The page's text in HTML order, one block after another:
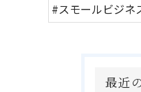
#スモールビジネ
最近